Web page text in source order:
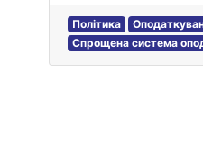
Політика
Спрощена система